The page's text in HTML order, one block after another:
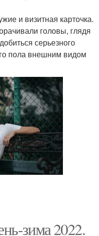
и визитная карточка.
головы, глядя
серьезного
пола внешним видом
зима 2022.